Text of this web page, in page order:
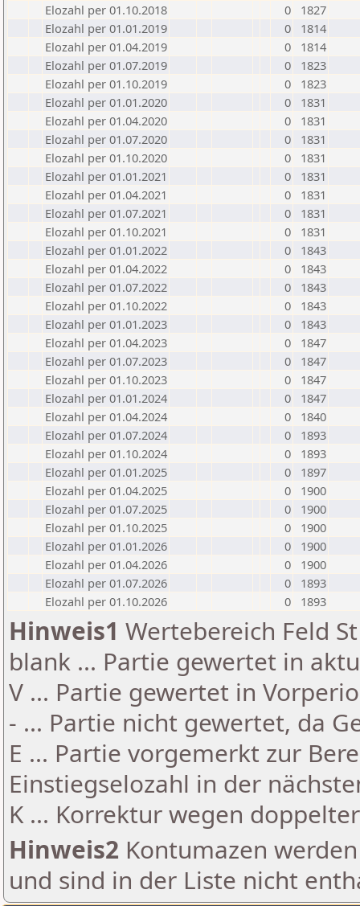
Elozahl per 01.10.2018
0
1827
Elozahl per 01.01.2019
0
1814
Elozahl per 01.04.2019
0
1814
Elozahl per 01.07.2019
0
1823
Elozahl per 01.10.2019
0
1823
Elozahl per 01.01.2020
0
1831
Elozahl per 01.04.2020
0
1831
Elozahl per 01.07.2020
0
1831
Elozahl per 01.10.2020
0
1831
Elozahl per 01.01.2021
0
1831
Elozahl per 01.04.2021
0
1831
Elozahl per 01.07.2021
0
1831
Elozahl per 01.10.2021
0
1831
Elozahl per 01.01.2022
0
1843
Elozahl per 01.04.2022
0
1843
Elozahl per 01.07.2022
0
1843
Elozahl per 01.10.2022
0
1843
Elozahl per 01.01.2023
0
1843
Elozahl per 01.04.2023
0
1847
Elozahl per 01.07.2023
0
1847
Elozahl per 01.10.2023
0
1847
Elozahl per 01.01.2024
0
1847
Elozahl per 01.04.2024
0
1840
Elozahl per 01.07.2024
0
1893
Elozahl per 01.10.2024
0
1893
Elozahl per 01.01.2025
0
1897
Elozahl per 01.04.2025
0
1900
Elozahl per 01.07.2025
0
1900
Elozahl per 01.10.2025
0
1900
Elozahl per 01.01.2026
0
1900
Elozahl per 01.04.2026
0
1900
Elozahl per 01.07.2026
0
1893
Elozahl per 01.10.2026
0 1893
Hinweis1 Wertebereich Feld
blank ... Partie gewertet in
V ... Partie gewertet in
- ... Partie nicht gewertet, da
E ... Partie vorgemerkt zur
Einstiegselozahl in der
K ... Korrektur wegen
Hinweis2 Kontumazen
und sind in der Liste nicht